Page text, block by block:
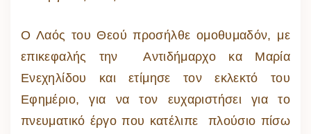
Ο Λαός του Θεού προσήλθε ομοθυμαδόν, με
επικεφαλής την Αντιδήμαρχο κα Μαρία
Ενεχηλίδου και ετίμησε τον εκλεκτό του
Εφημέριο, για να τον ευχαριστήσει για το
πνευματικό έργο που κατέλιπε πλούσιο πίσω